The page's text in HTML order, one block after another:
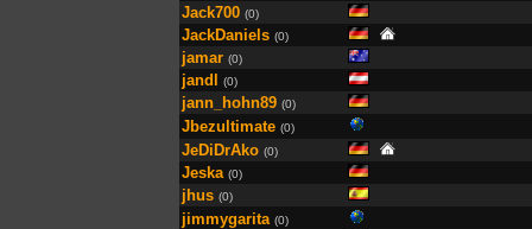
Jack700 (0)
JackDaniels (0)
jamar (0)
jandl (0)
jann_hohn89 (0)
Jbezultimate (0)
JeDiDrAko (0)
Jeska (0)
jhus (0)
jimmygarita (0)